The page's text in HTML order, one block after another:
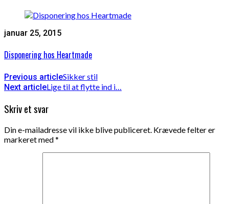
januar 25, 2015
Disponering hos Heartmade
Previous articleSikker stil
Next articleLige til at flytte ind i…
Skriv et svar
Din e-mailadresse vil ikke blive publiceret. Krævede felter er
markeret med*